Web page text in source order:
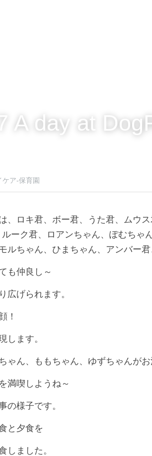
A day at
ケア-保育園
、ロキ君、ボー君、うた君、ムウ
ルーク君、ロアンちゃん、ぽむちゃ
ルちゃん、ひまちゃん、アンバー君
も仲良し～
広げられます。
！
します。
ゃん、ももちゃん、ゆずちゃんがお
満喫しようね～
の様子です。
と夕食を
しました。